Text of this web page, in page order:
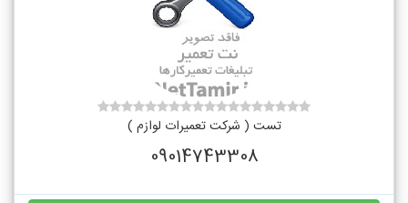
تست ( شرکت تعمیرات لوازم )
09014743308